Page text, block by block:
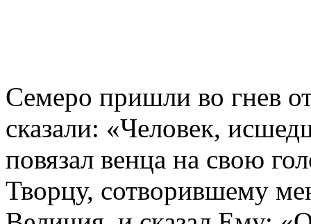
Семеро пришли во гнев
сказали: «Человек,
повязал венца на свою
Творцу, сотворившему